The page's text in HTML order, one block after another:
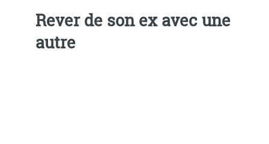
Rever de son ex avec une
autre